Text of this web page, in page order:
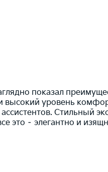
показал
уровень
Стильный
это – элегантно и